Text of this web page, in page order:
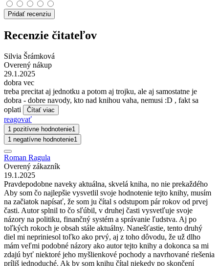
Pridať recenziu
Recenzie čitateľov
Silvia Šrámková
Overený nákup
29.1.2025
dobra vec
treba precitat aj jednotku a potom aj trojku, ale aj samostatne je
dobra - dobre navody, kto nad knihou vaha, nemusi :D , fakt sa
oplati
Čítať viac
reagovať
1 pozitívne hodnotenie1
1 negatívne hodnotenie1
Roman Ragula
Overený zákazník
19.1.2025
Pravdepodobne naveky aktuálna, skvelá kniha, no nie prekaždého
Aby som čo najlepšie vysvetlil svoje hodnotenie tejto knihy, musím
na začiatok napísať, že som ju čítal s odstupom pár rokov od prvej
časti. Autor splnil to čo sľúbil, v druhej časti vysvetľuje svoje
názory na politiku, finančný systém a správanie ľudstva. Aj po
toľkých rokoch je obsah stále aktuálny. Nanešťastie, tento druhý
diel mi nepriniesol toľko ako prvý, aj z toho dôvodu, že už dlho
mám veľmi podobné názory ako autor tejto knihy a dokonca sa mi
zdajú byť niektoré jeho myšlienkové pochody a navrhované riešenia
príliš jednoduché. Ak by som knihu čítal niekedy po skončení